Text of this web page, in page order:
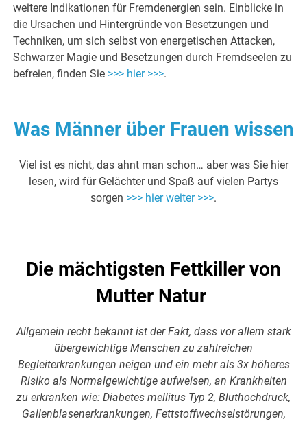
weitere Indikationen für Fremdenergien sein. Einblicke in
die Ursachen und Hintergründe von Besetzungen und
Techniken, um sich selbst von energetischen Attacken,
Schwarzer Magie und Besetzungen durch Fremdseelen zu
befreien, finden Sie >>> hier >>>.
Was Männer über Frauen wissen
Viel ist es nicht, das ahnt man schon… aber was Sie hier
lesen, wird für Gelächter und Spaß auf vielen Partys
sorgen >>> hier weiter >>>.
Die mächtigsten Fettkiller von
Mutter Natur
Allgemein recht bekannt ist der Fakt, dass vor allem stark
übergewichtige Menschen zu zahlreichen
Begleiterkrankungen neigen und ein mehr als 3x höheres
Risiko als Normalgewichtige aufweisen, an Krankheiten
zu erkranken wie: Diabetes mellitus Typ 2, Bluthochdruck,
Gallenblasenerkrankungen, Fettstoffwechselstörungen,